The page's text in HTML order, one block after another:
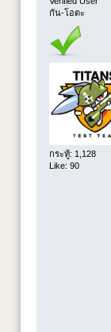
กัน-โอตะ
กระทู้: 1,128
Like: 90